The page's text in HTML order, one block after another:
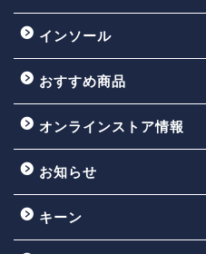
インソール
おすすめ商品
オンラインストア情報
お知らせ
キーン